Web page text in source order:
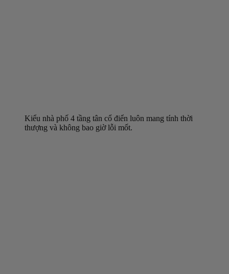
Kiểu nhà phố 4 tầng tân cổ điển luôn mang tính thời
thượng và không bao giờ lỗi mốt.